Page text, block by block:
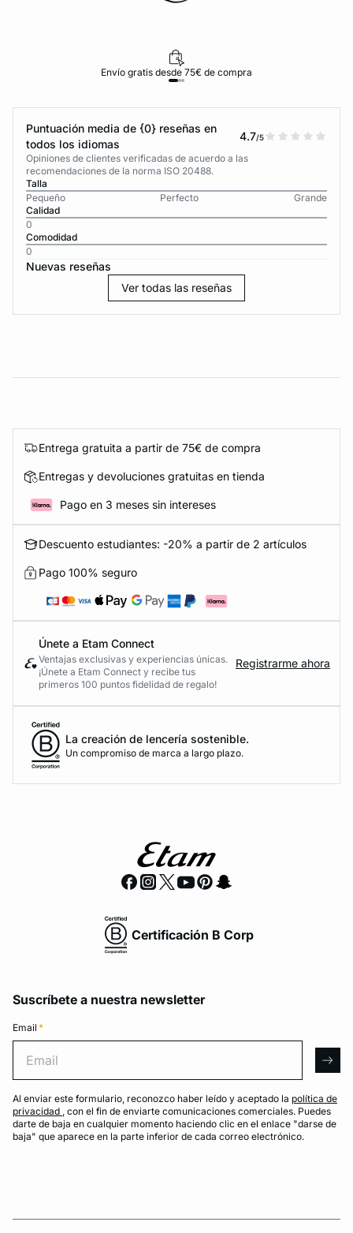
Envío gratis desde 75€ de compra
Puntuación media de {0} reseñas en
todos los idiomas
4.7/5
Opiniones de clientes verificadas de acuerdo a las
recomendaciones de la norma ISO 20488.
Talla
Pequeño
Perfecto
Grande
Calidad
0
Comodidad
0
Nuevas reseñas
Ver todas las reseñas
Entrega gratuita a partir de 75€ de compra
Entregas y devoluciones gratuitas en tienda
Pago en 3 meses sin intereses
Descuento estudiantes: -20% a partir de 2 artículos
Pago 100% seguro
Únete a Etam Connect
Ventajas exclusivas y experiencias únicas.
¡Únete a Etam Connect y recibe tus
primeros 100 puntos fidelidad de regalo!
Registrarme ahora
La creación de lencería sostenible.
Un compromiso de marca a largo plazo.
Certificación B Corp
Suscríbete a nuestra newsletter
Email *
Al enviar este formulario, reconozco haber leído y aceptado la política de
privacidad , con el fin de enviarte comunicaciones comerciales. Puedes
darte de baja en cualquier momento haciendo clic en el enlace "darse de
baja" que aparece en la parte inferior de cada correo electrónico.